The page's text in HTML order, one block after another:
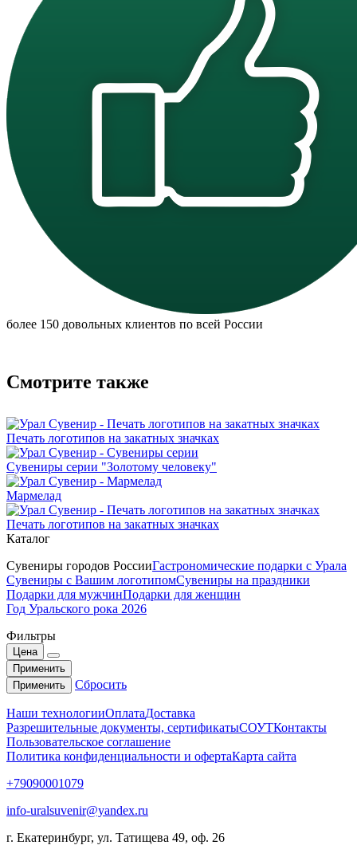
более 150 довольных клиентов по всей России
Смотрите также
Печать логотипов на закатных значках
Сувениры серии "Золотому человеку"
Мармелад
Печать логотипов на закатных значках
Каталог
Сувениры городов РоссииГастрономические подарки с Урала
Сувениры с Вашим логотипомСувениры на праздники
Подарки для мужчинПодарки для женщин
Год Уральского рока 2026
Фильтры
Цена
Применить
Применить
Сбросить
Наши технологииОплатаДоставка
Разрешительные документы, сертификатыСОУТКонтакты
Пользовательское соглашение
Политика конфиденциальности и офертаКарта сайта
+79090001079
info-uralsuvenir@yandex.ru
г. Екатеринбург, ул. Татищева 49, оф. 26